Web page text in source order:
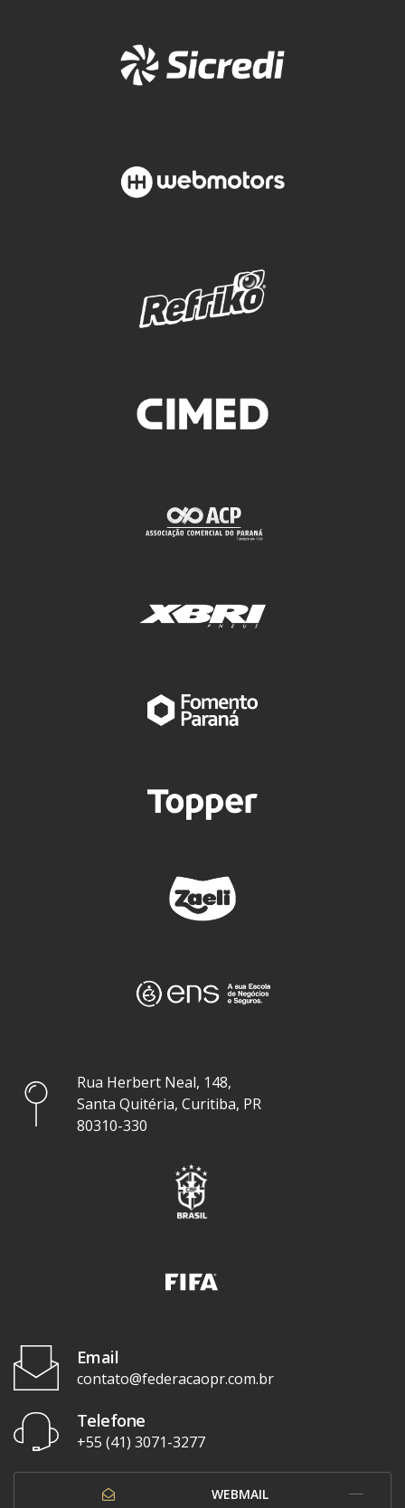
Rua Herbert Neal, 148,
Santa Quitéria, Curitiba, PR
80310-330
Email
contato@federacaopr.com.br
Telefone
+55 (41) 3071-3277
WEBMAIL